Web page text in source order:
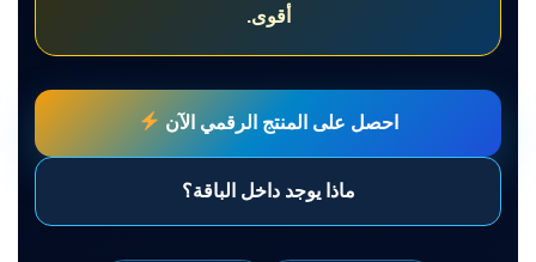
أقوى.
احصل على المنتج الرقمي الآن
ماذا يوجد داخل الباقة؟